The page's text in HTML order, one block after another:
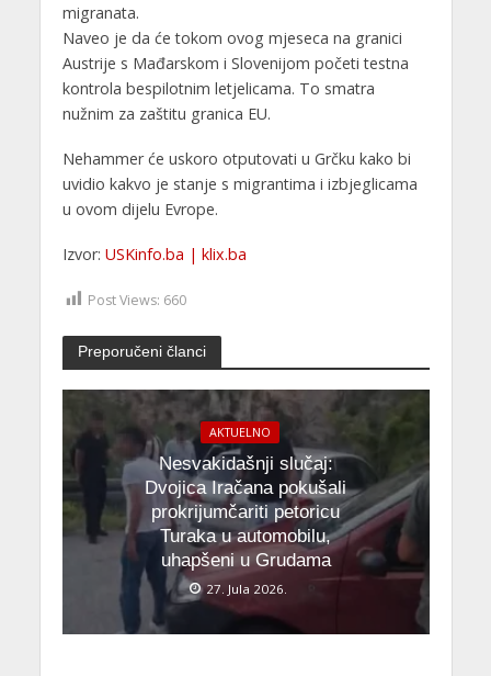
migranata.
Naveo je da će tokom ovog mjeseca na granici
Austrije s Mađarskom i Slovenijom početi testna
kontrola bespilotnim letjelicama. To smatra
nužnim za zaštitu granica EU.
Nehammer će uskoro otputovati u Grčku kako bi
uvidio kakvo je stanje s migrantima i izbjeglicama
u ovom dijelu Evrope.
Izvor: USKinfo.ba | klix.ba
Post Views: 660
Preporučeni članci
AKTUELNO
Nesvakidašnji slučaj:
Dvojica Iračana pokušali
prokrijumčariti petoricu
Turaka u automobilu,
uhapšeni u Grudama
27. Jula 2026.